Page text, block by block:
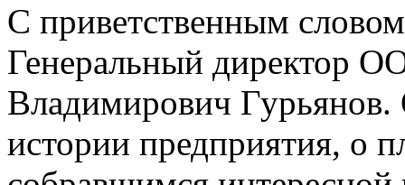
С приветственным
Генеральный директор
Владимирович Гурьянов.
истории предприятия, о